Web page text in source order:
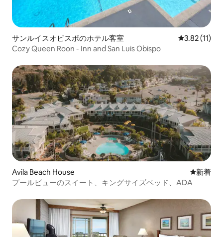
サンルイスオビスポのホテル客室 レビュー11
3.82 (11)
Cozy Queen Roon - Inn and San Luis Obispo
Avila Beach House 新しい宿
新着
プールビューのスイート、キングサイズベッド、ADA